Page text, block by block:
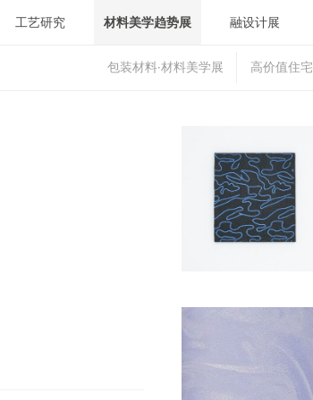
工艺研究 材料美学趋势展
包装材料·材料美学展 高价值住宅
融设计展